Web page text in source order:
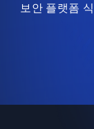
보안 플랫폼